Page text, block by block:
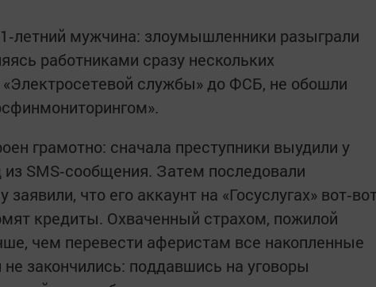
мужчина: злоумышленники разыграли
работниками сразу нескольких
службы» до ФСБ, не обошли
грамотно: сначала преступники выудили у
из SMS‑сообщения. Затем последовали
что его аккаунт на «Госуслугах»
кредиты. Охваченный страхом, пожилой
чем перевести аферистам все накопленные
закончились: поддавшись на уговоры